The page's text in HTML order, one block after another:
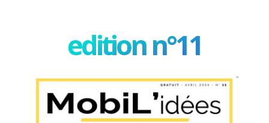
edition n°11